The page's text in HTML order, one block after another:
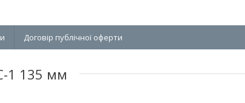
Договір публічної оферти
1 135 мм